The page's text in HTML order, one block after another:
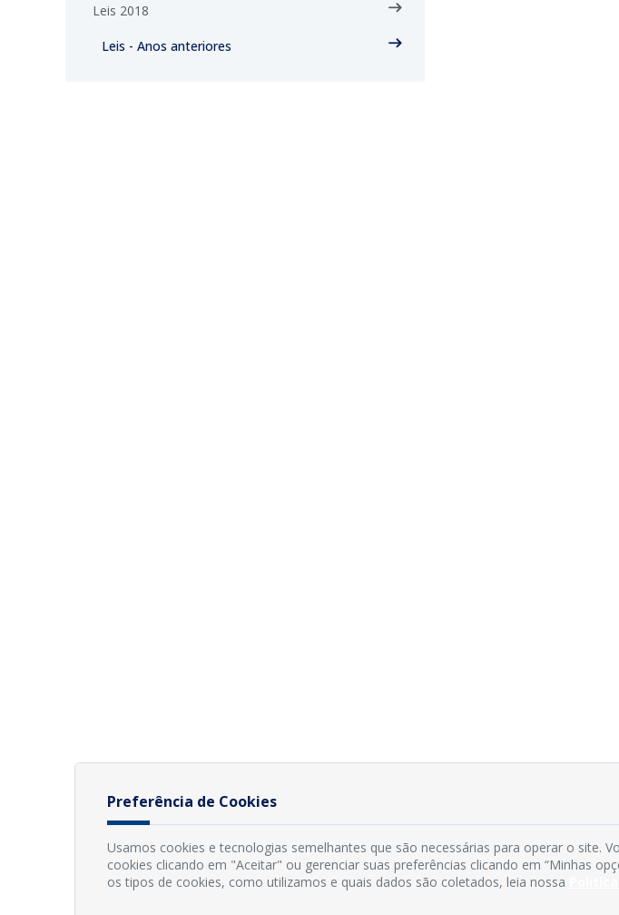
Leis 2018
Leis - Anos anteriores
Preferência de Cookies
Usamos cookies e tecnologias semelhantes que são necessárias para operar o site.
cookies clicando em "Aceitar" ou gerenciar suas preferências clicando em “Minhas
os tipos de cookies, como utilizamos e quais dados são coletados, leia nossa